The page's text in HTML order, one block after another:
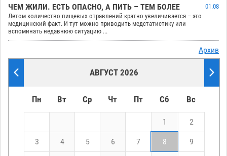
ЧЕМ ЖИЛИ. ЕСТЬ ОПАСНО, А ПИТЬ – ТЕМ БОЛЕЕ
01.08
Летом количество пищевых отравлений кратно увеличивается – это
медицинский факт. И тут можно приводить медстатистику или
вспоминать недавнюю ситуацию ...
Архив
АВГУСТ 2026
Пн Вт Ср Чт Пт Сб Вс
1 2
3 4 5 6 7 8 9